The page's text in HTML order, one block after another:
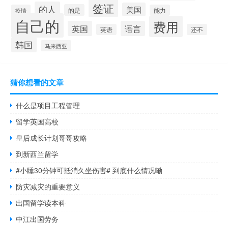
疫情 的人 的是 签证 美国 能力
自己的 英国 英语 语言 费用 还不
韩国 马来西亚
猜你想看的文章
什么是项目工程管理
留学英国高校
皇后成长计划哥哥攻略
到新西兰留学
#小睡30分钟可抵消久坐伤害# 到底什么情况嘞
防灾减灾的重要意义
出国留学读本科
中江出国劳务